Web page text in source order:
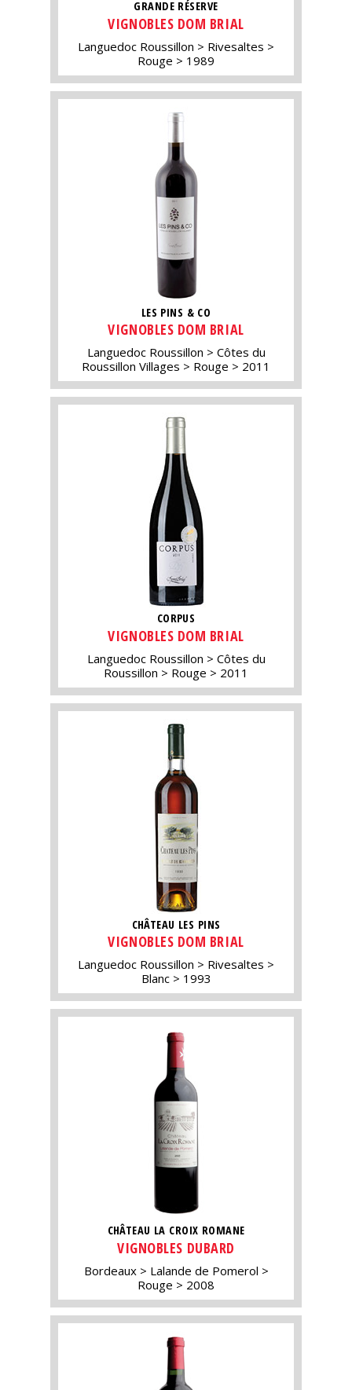
GRANDE RÉSERVE
VIGNOBLES DOM BRIAL
Languedoc Roussillon
Rivesaltes
Rouge
1989
LES PINS & CO
VIGNOBLES DOM BRIAL
Languedoc Roussillon
Côtes du
Roussillon Villages
Rouge 2011
CORPUS
VIGNOBLES DOM BRIAL
Languedoc Roussillon
Côtes du
Roussillon
Rouge 2011
CHÂTEAU LES PINS
VIGNOBLES DOM BRIAL
Languedoc Roussillon
Rivesaltes
Blanc
1993
CHÂTEAU LA CROIX ROMANE
VIGNOBLES DUBARD
Bordeaux
Lalande de Pomerol
Rouge
2008